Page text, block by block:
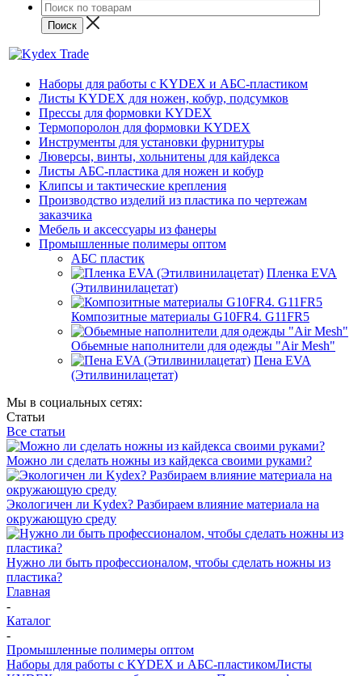
Наборы для работы с KYDEX и АБС-пластиком
Листы KYDEX для ножен, кобур, подсумков
Прессы для формовки KYDEX
Термопоролон для формовки KYDEX
Инструменты для установки фурнитуры
Люверсы, винты, хольнитены для кайдекса
Листы АБС-пластика для ножен и кобур
Клипсы и тактические крепления
Производство изделий из пластика по чертежам
заказчика
Мебель и аксессуары из фанеры
Промышленные полимеры оптом
АБС пластик
Пленка EVA
(Этилвинилацетат)
Композитные материалы G10FR4. G11FR5
Обьемные наполнители для одежды "Air Mesh"
Пена EVA
(Этилвинилацетат)
Мы в социальных сетях:
Статьи
Все статьи
Можно ли сделать ножны из кайдекса своими руками?
Экологичен ли Kydex? Разбираем влияние материала на
окружающую среду
Нужно ли быть профессионалом, чтобы сделать ножны из
пластика?
Главная
-
Каталог
-
Промышленные полимеры оптом
Наборы для работы с KYDEX и АБС-пластикомЛисты